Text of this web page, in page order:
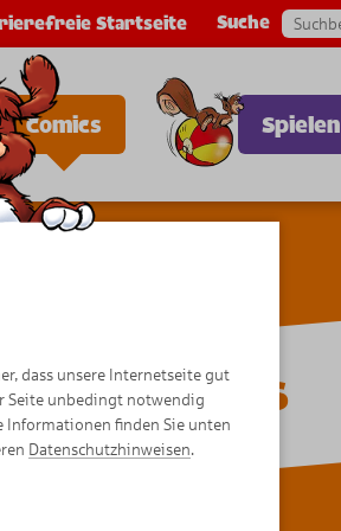
Startseite Suche
Comics Spielen
Comics
dass unsere Internetseite gut
Seite unbedingt notwendig
Informationen finden Sie unten
Datenschutzhinweisen.